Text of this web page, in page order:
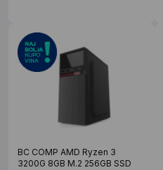
BC COMP AMD Ryzen 3
3200G 8GB M.2 256GB SSD